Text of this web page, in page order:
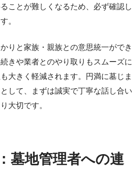
ことが難しくなるため、必ず確認し
。
りと家族・親族との意思統一ができ
きや業者とのやり取りもスムーズに
大きく軽減されます。円満に墓じま
して、まずは誠実で丁寧な話し合い
大切です。
墓地管理者への連